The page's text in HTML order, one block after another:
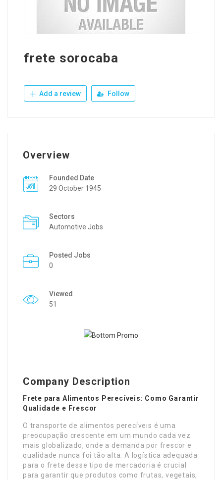
frete sorocaba
Add a review Follow
Overview
Founded Date
29 October 1945
Sectors
Automotive Jobs
Posted Jobs
0
Viewed
51
Company Description
Frete para Alimentos Perecíveis: Como Garantir
Qualidade e Frescor
O transporte de alimentos perecíveis é uma
preocupação crescente em um mundo cada vez
mais globalizado, onde a demanda por frescor e
qualidade nunca foi tão alta. A logística adequada
para o frete desse tipo de mercadoria é crucial
para garantir que produtos como frutas, vegetais,